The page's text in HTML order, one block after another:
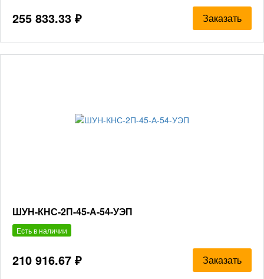
255 833.33 ₽ Заказать
ШУН-КНС-2П-45-А-54-УЭП
Есть в наличии
210 916.67 ₽ Заказать